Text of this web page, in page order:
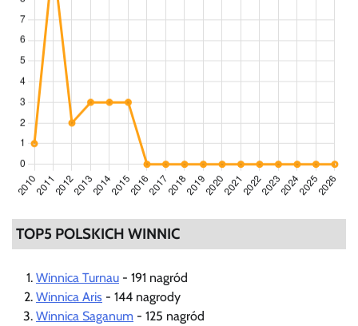
TOP5 POLSKICH WINNIC
Winnica Turnau - 191 nagród
Winnica Aris - 144 nagrody
Winnica Saganum - 125 nagród